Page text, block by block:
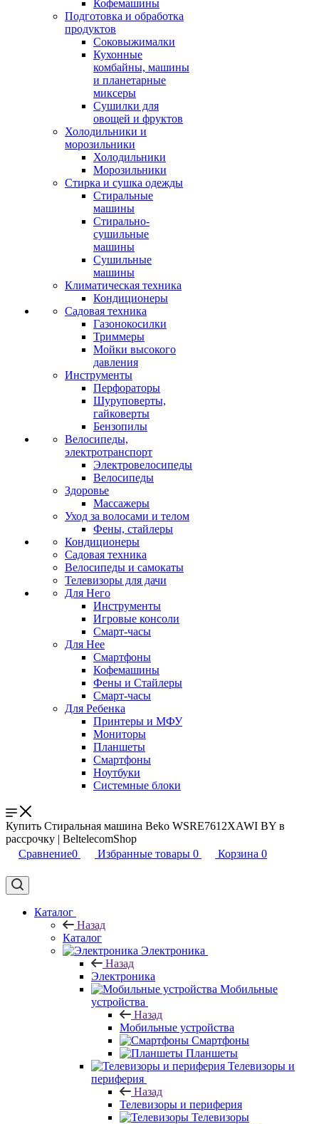
Кофемашины
Подготовка и обработка
продуктов
Соковыжималки
Кухонные
комбайны, машины
и планетарные
миксеры
Сушилки для
овощей и фруктов
Холодильники и
морозильники
Холодильники
Морозильники
Стирка и сушка одежды
Стиральные
машины
Стирально-
сушильные
машины
Сушильные
машины
Климатическая техника
Кондиционеры
Садовая техника
Газонокосилки
Триммеры
Мойки высокого
давления
Инструменты
Перфораторы
Шуруповерты,
гайковерты
Бензопилы
Велосипеды,
электротранспорт
Электровелосипеды
Велосипеды
Здоровье
Массажеры
Уход за волосами и телом
Фены, стайлеры
Кондиционеры
Садовая техника
Велосипеды и самокаты
Телевизоры для дачи
Для Него
Инструменты
Игровые консоли
Смарт-часы
Для Нее
Смартфоны
Кофемашины
Фены и Стайлеры
Смарт-часы
Для Ребенка
Принтеры и МФУ
Мониторы
Планшеты
Смартфоны
Ноутбуки
Системные блоки
Купить Стиральная машина Beko WSRE7612XAWI BY в
рассрочку | BeltelecomShop
Сравнение0 Избранные товары 0 Корзина 0
Каталог
Назад
Каталог
Электроника
Назад
Электроника
Мобильные
устройства
Назад
Мобильные устройства
Смартфоны
Планшеты
Телевизоры и
периферия
Назад
Телевизоры и периферия
Телевизоры